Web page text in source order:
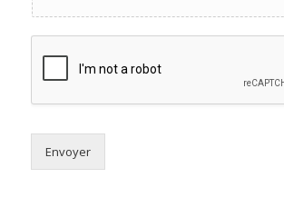
Envoyer